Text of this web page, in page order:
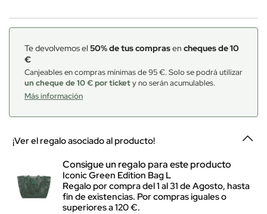
Te devolvemos el 50% de tus comprasen cheques de 10
€
Canjeables en compras mínimas de 95 €. Solo se podrá utilizar
un cheque de 10 € por tickety no serán acumulables.
Más información
¡Ver el regalo asociado al producto!
Consigue un regalo para este producto
Iconic Green Edition Bag L
Regalo por compra del 1 al 31 de Agosto, hasta
fin de existencias. Por compras iguales o
superiores a 120 €.